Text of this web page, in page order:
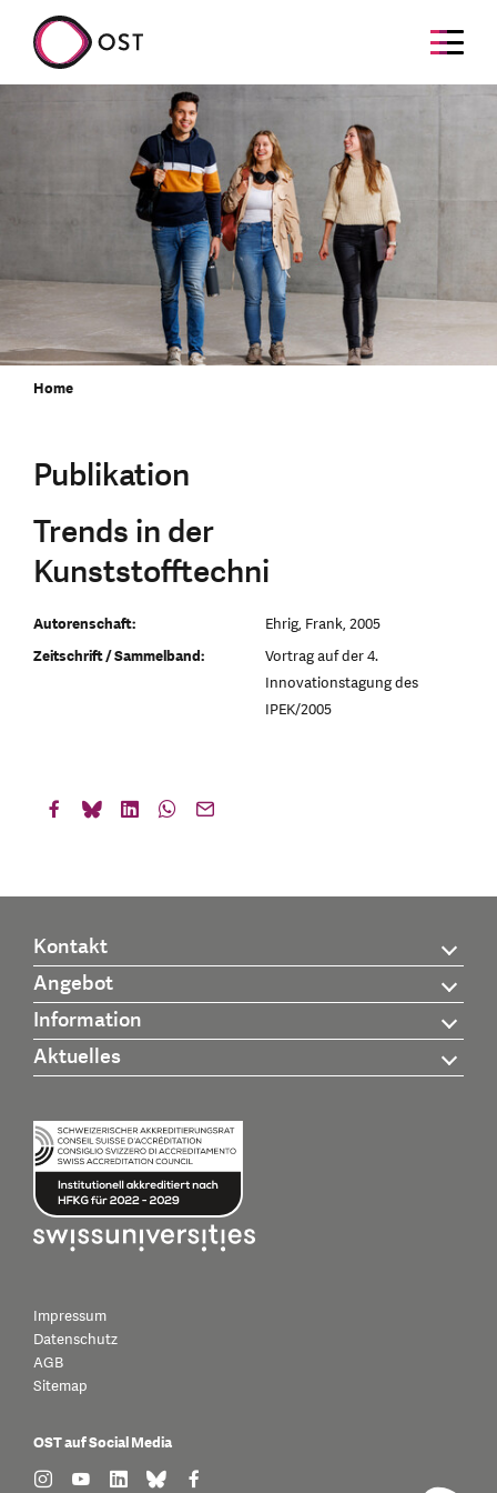
Home
Publikation
Trends in der
Kunststofftechni
Autorenschaft:
Ehrig, Frank, 2005
Zeitschrift / Sammelband:
Vortrag auf der 4.
Innovationstagung des
IPEK/2005
Kontakt
Angebot
Information
Aktuelles
Impressum
Datenschutz
AGB
Sitemap
OST auf Social Media
find us on: instagram
find us on: youtube
find us on: linkedin
find us on: bluesky
find us on: facebook